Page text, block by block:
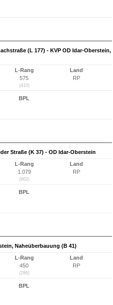
(L 177) - KVP OD Idar-Oberstein,
L-Rang
575
(410)
Land
RP
BPL
Straße (K 37) - OD Idar-Oberstein
L-Rang
1.079
(902)
Land
RP
BPL
Naheüberbauung (B 41)
L-Rang
450
(286)
Land
RP
BPL